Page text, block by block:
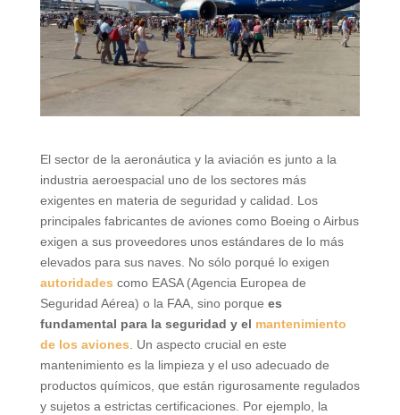
El sector de la aeronáutica y la aviación es junto a la
industria aeroespacial uno de los sectores más
exigentes en materia de seguridad y calidad. Los
principales fabricantes de aviones como Boeing o Airbus
exigen a sus proveedores unos estándares de lo más
elevados para sus naves. No sólo porqué lo exigen
autoridades como EASA (Agencia Europea de
Seguridad Aérea) o la FAA, sino porque es
fundamental para la seguridad y el mantenimiento
de los aviones . Un aspecto crucial en este
mantenimiento es la limpieza y el uso adecuado de
productos químicos, que están rigurosamente regulados
y sujetos a estrictas certificaciones. Por ejemplo, la